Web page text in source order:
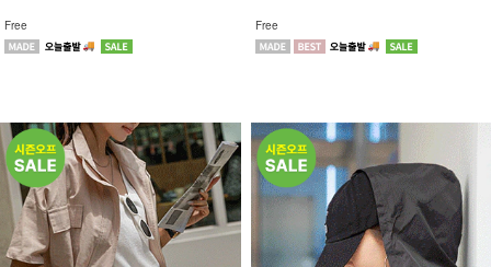
Free Free